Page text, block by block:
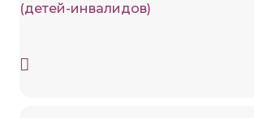
(детей-инвалидов)